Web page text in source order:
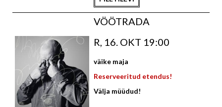
VÖÖTRADA
R, 16. OKT 19:00
väike maja
Reserveeritud etendus!
Välja müüdud!